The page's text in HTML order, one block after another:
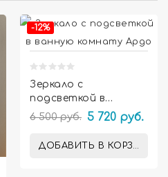
-12%
Зеркало с
подсветкой в
ванную комнату
6 500 руб. 5 720 руб.
ДОБАВИТЬ В КОРЗИНУ